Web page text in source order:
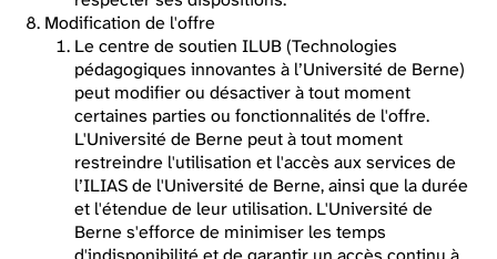
Modification de l'offre
Le centre de soutien ILUB (Technologies
pédagogiques innovantes à l’Université de Berne)
peut modifier ou désactiver à tout moment
certaines parties ou fonctionnalités de l'offre.
L'Université de Berne peut à tout moment
restreindre l'utilisation et l'accès aux services de
l’ILIAS de l'Université de Berne, ainsi que la durée
et l'étendue de leur utilisation. L'Université de
Berne s'efforce de minimiser les temps